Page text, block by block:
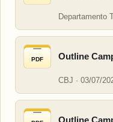
Departamento
PDF Outline
CBJ · 03/07/